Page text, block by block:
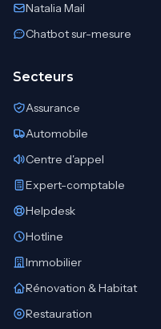
Natalia Mail
Chatbot sur-mesure
Secteurs
Assurance
Automobile
Centre d'appel
Expert-comptable
Helpdesk
Hotline
Immobilier
Rénovation & Habitat
Restauration